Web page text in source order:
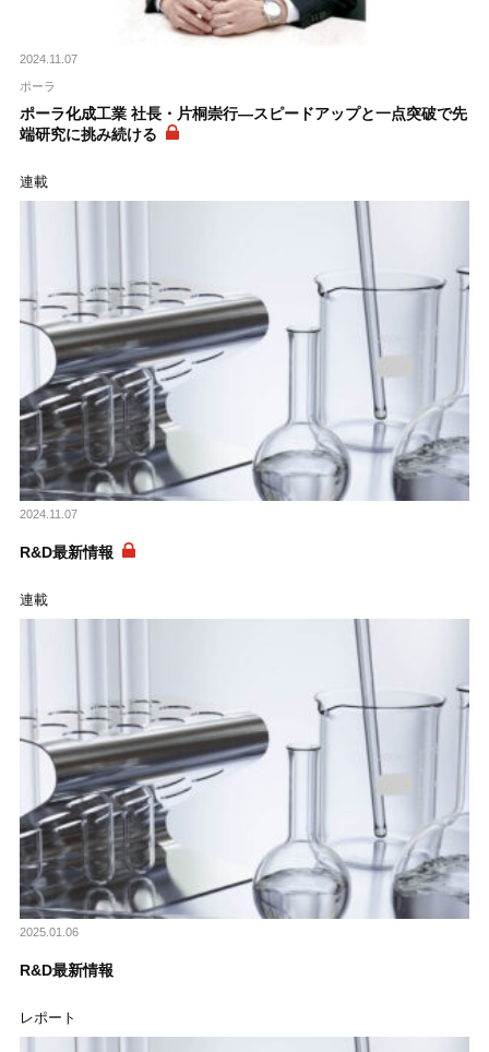
2024.11.07
ポーラ
ポーラ化成工業 社長・片桐崇行―スピードアップと一点突破で先
端研究に挑み続ける
連載
2024.11.07
R&D最新情報
連載
2025.01.06
R&D最新情報
レポート